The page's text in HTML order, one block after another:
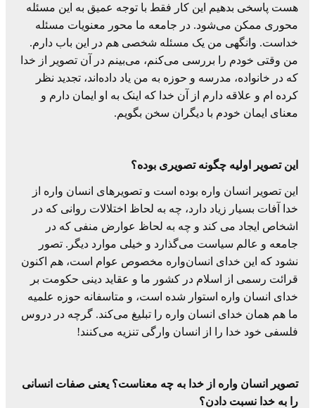
هست پاسخی بدهیم این کار فقط با توجه عمیق به این مسئله
محوری ممکن می‌شود. در جامعه ما محور معنویات مسئله
خداست. وانگهی من یک مسئله شخصی هم در این باب دارم.
من وقتی خودم را بررسی می‌کنم، می‌بینم در آن تصویر از خدا
که در خانواده، مدرسه و حوزه به من یاد داده‌اند، تجدید نظر
کرده ام و علاقه دارم از آن خدا که اینک به او ایمان دارم و
معنای ایمان خودم با دیگران سخن بگویم.
این تصویر اولیه چگونه تصویری بوده؟
این تصویر انسان واره بوده است و تصویرهای انسان واره از
خدا آفات بسیار زیاد دارد، چه به لحاظ اختلالات روانی که در
اشخاص ایجاد می کند و چه به لحاظ عوارض منفی که در
جامعه و عالم سیاست می‌گذارد و خیلی موارد دیگر. تصور
نشود که این خدای انسان‌واره مخصوص عوام است، هم اکنون
قرائت رسمی از اسلام در کشور ما و عقاید دینی حکومت بر
خدای انسان واره استوار شده است، و متاسفانه حوزه علمیه
ما هم همان خدای انسان واره را تبلیغ می‌کند. گرچه در دروس
فلسفی خود خدا را از انسان وارگی تنزیه می‌کنند!
تصویر انسان واره از خدا به چه معناست؟ یعنی صفات انسانی
را به خدا نسبت دادن؟